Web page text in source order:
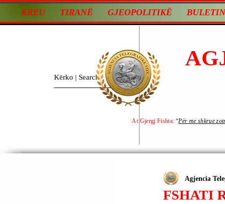
KREU TIRANË GJEOPOLITIKË
At Gjergj Fishta: “Për me shkrue
FSHATI
Agjencia